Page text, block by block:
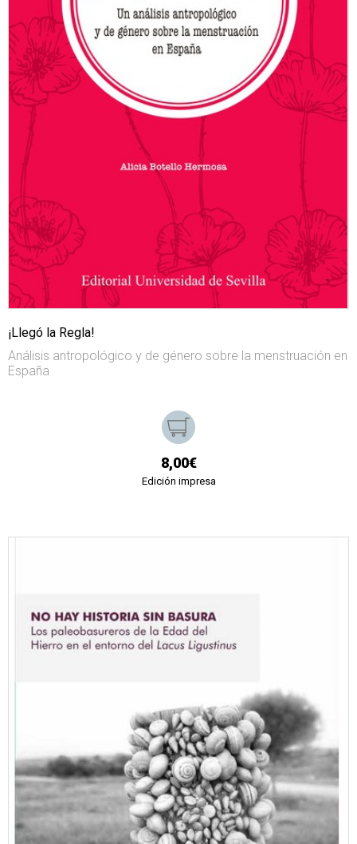
¡Llegó la Regla!
Análisis antropológico y de género sobre la menstruación en
España
8,00€
Edición impresa